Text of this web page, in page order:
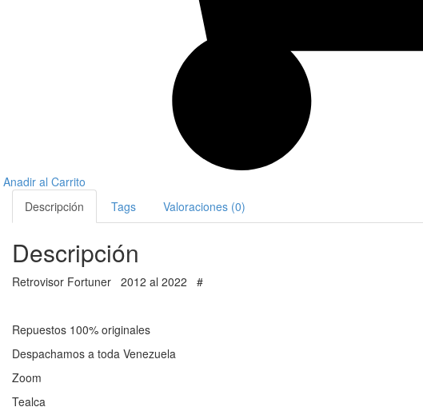
Anadir al Carrito
Descripción
Tags Valoraciones (0)
Descripción
Retrovisor Fortuner 2012 al 2022 #
Repuestos 100% originales
Despachamos a toda Venezuela
Zoom
Tealca